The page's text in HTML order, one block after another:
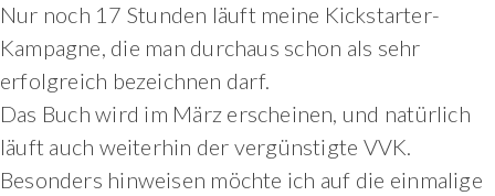
Nur noch 17 Stunden läuft meine Kickstarter-
Kampagne, die man durchaus schon als sehr
erfolgreich bezeichnen darf.
Das Buch wird im März erscheinen, und natürlich
läuft auch weiterhin der vergünstigte VVK.
Besonders hinweisen möchte ich auf die einmalige